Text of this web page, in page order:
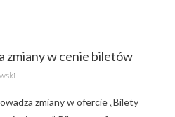
zmiany w cenie biletów
zmiany w ofercie „Bilety